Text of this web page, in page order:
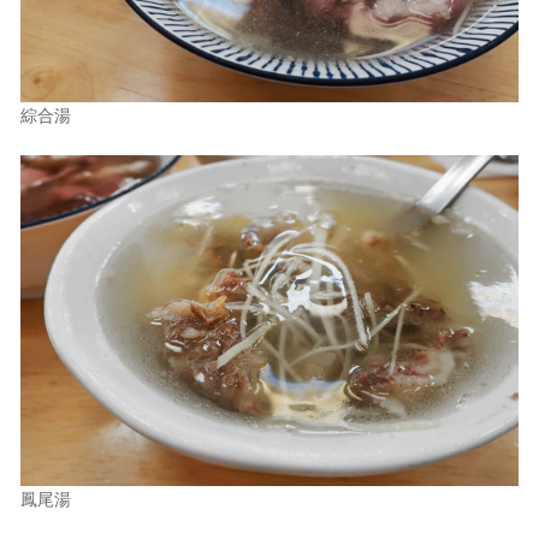
綜合湯
鳳尾湯